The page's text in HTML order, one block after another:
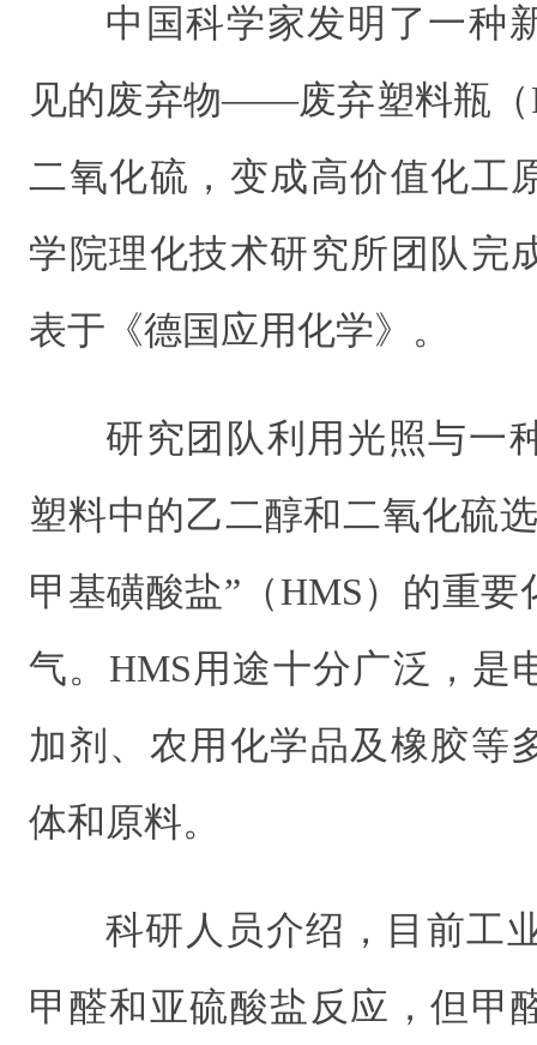
中国科学家发明了一种
见的废弃物——废弃塑料瓶（
二氧化硫，变成高价值化工
学院理化技术研究所团队完
表于《德国应用化学》。
研究团队利用光照与一
塑料中的乙二醇和二氧化硫
甲基磺酸盐”（HMS）的重
气。HMS用途十分广泛，是
加剂、农用化学品及橡胶等
体和原料。
科研人员介绍，目前工
甲醛和亚硫酸盐反应，但甲